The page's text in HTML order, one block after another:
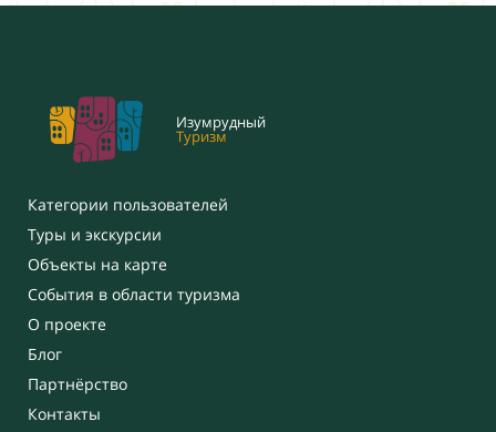
Изумрудный
Туризм
Категории пользователей
Туры и экскурсии
Объекты на карте
События в области туризма
О проекте
Блог
Партнёрство
Контакты